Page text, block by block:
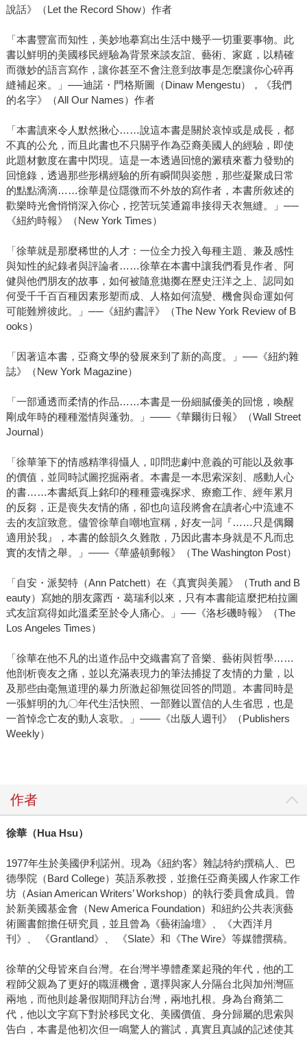
說話》（Let the Record Show）作者
「本書豐富而知性，美妙地摹寫出生活中幾乎一切重要事物。此
書以鮮明的美國移民經驗為背景來談友誼、藝術、家庭，以精確
而微妙的語言寫作，讓你甚至不會注意到故事是怎麼讓你心碎再
縫補起來。」──迪諾・門格斯圖（Dinaw Mengestu），《我們
的名字》（All Our Names）作者
「本書讀來令人默然揪心……說這本書是關於哀悼或是成長，都
不真的公允，而且此書也不只關乎作為亞裔美國人的經驗，即使
此題材數度在書中閃現。這是一本透過回憶的澱積來蓄力發勁的
回憶錄，透過那些形構經驗的所有瞬間與姿態，那些凝聚成日常
的點點滴滴……徐華是位隱微而不外放的寫作者，本書所敘述的
歡樂時光會悄悄深入你心，挖苦玩笑通篇串接得天衣無縫。」──
《紐約時報》（New York Times）
「徐華就是那麼稀世的人才：一位全力投入每種主題、兼及感性
與知性的紀錄者與評論者……徐華在本書中讓我們看見作者、阿
健與他們朋友的故事，如何被隨意拋擲在歷史汪洋之上、認同如
何受千千百百種因素形塑而成、人格如何流變、機會與命運如何
可能難辨彼此。」──《紐約書評》（The New York Review of B
ooks）
「因著這本書，亞裔文學的發展來到了新的高度。」──《紐約雜
誌》（New York Magazine）
「一部通透而柔情的作品……本書是一份細膩優美的回憶，喚醒
剛成年時的種種濫情與蓬勃。」——《華爾街日報》（Wall Street
Journal）
「徐華筆下的情感精準得懾人，叩問悲劇中意義的可能以及敘事
的價值，並同時試圖挖掘兩者。本書是一本思索深刻、感動人心
的書……本書紙頁上銘印的種種靈魂探求、療癒工作、經年累月
的反芻，正是喪失友情的痛，卻也向這段將會在讀者心中流連不
去的友誼致意。儘管徐華自嘲地宣稱，好友一詞『……只是偶爾
適用於我』，本書的餘韻久久難散，乃因此書本身就是不凡而忠
實的友情之舉。」——《華盛頓郵報》（The Washington Post）
「自安・派契特（Ann Patchett）在《真實與美麗》（Truth and B
eauty）寫她的朋友露西・葛瑞利以來，只有本書能這麼把柏拉圖
式友誼寫得如此溫柔至於令人痛心。」──《洛杉磯時報》（The
Los Angeles Times）
「徐華在他不凡的出道作品中交織書寫了音樂、藝術與哲學……
他剖析喪友之痛，並以充滿表現力的筆法捕捉了友情的力量，以
及那些由毫無道理的暴力所激起卻無從回答的問題。本書同時是
一張鮮明的九〇年代生活快照、一部難以置信的人生省思，也是
一首悼念亡友的動人哀歌。」——《出版人週刊》（Publishers
Weekly）
作者
徐華（Hua Hsu）
1977年生於美國伊利諾州。現為《紐約客》雜誌特約撰稿人、巴
德學院（Bard College）英語系教授，並擔任亞裔美國人作家工作
坊（Asian American Writers’ Workshop）的執行委員會成員。曾
於新美國基金會（New America Foundation）和紐約公共表演藝
術圖書館擔任研究員，並且曾為《藝術論壇》、《大西洋月
刊》、 《Grantland》、 《Slate》和《The Wire》等媒體撰稿。
徐華的父母皆來自台灣。在台灣半導體產業起飛的年代，他的工
程師父親為了更好的職涯機會，選擇與家人分隔台北與加州灣區
兩地，而他則趁暑假期間拜訪台灣，兩地扎根。身為台裔第二
代，他以文字寫下對於移民文化、美國價值、身分歸屬的思索與
告白，本書是他初次但一鳴驚人的嘗試，真實且真誠的記述使其